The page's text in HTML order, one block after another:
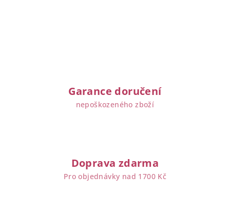
Garance doručení
nepoškozeného zboží
Doprava zdarma
Pro objednávky nad 1700 Kč